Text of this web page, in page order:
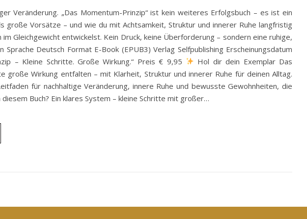
Veränderung. „Das Momentum-Prinzip“ ist kein weiteres Erfolgsbuch – es ist ein
Vorsätze – und wie du mit Achtsamkeit, Struktur und innerer Ruhe langfristig
Gleichgewicht entwickelst. Kein Druck, keine Überforderung – sondern eine ruhige,
Deutsch Format E-Book (EPUB3) Verlag Selfpublishing Erscheinungsdatum
– Kleine Schritte. Große Wirkung.“ Preis € 9,95
Hol dir dein Exemplar Das
große Wirkung entfalten – mit Klarheit, Struktur und innerer Ruhe für deinen Alltag.
für nachhaltige Veränderung, innere Ruhe und bewusste Gewohnheiten, die
Buch? Ein klares System – kleine Schritte mit großer…